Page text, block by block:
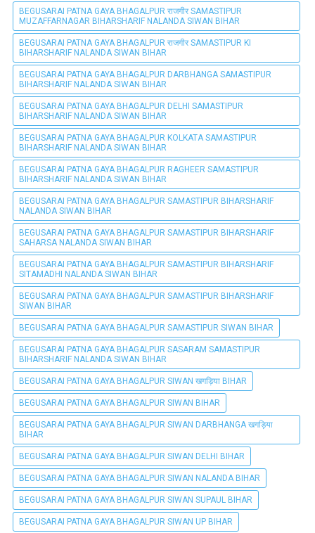
BEGUSARAI PATNA GAYA BHAGALPUR राजगीर SAMASTIPUR
MUZAFFARNAGAR BIHARSHARIF NALANDA SIWAN BIHAR
BEGUSARAI PATNA GAYA BHAGALPUR राजगीर SAMASTIPUR KI
BIHARSHARIF NALANDA SIWAN BIHAR
BEGUSARAI PATNA GAYA BHAGALPUR DARBHANGA SAMASTIPUR
BIHARSHARIF NALANDA SIWAN BIHAR
BEGUSARAI PATNA GAYA BHAGALPUR DELHI SAMASTIPUR
BIHARSHARIF NALANDA SIWAN BIHAR
BEGUSARAI PATNA GAYA BHAGALPUR KOLKATA SAMASTIPUR
BIHARSHARIF NALANDA SIWAN BIHAR
BEGUSARAI PATNA GAYA BHAGALPUR RAGHEER SAMASTIPUR
BIHARSHARIF NALANDA SIWAN BIHAR
BEGUSARAI PATNA GAYA BHAGALPUR SAMASTIPUR BIHARSHARIF
NALANDA SIWAN BIHAR
BEGUSARAI PATNA GAYA BHAGALPUR SAMASTIPUR BIHARSHARIF
SAHARSA NALANDA SIWAN BIHAR
BEGUSARAI PATNA GAYA BHAGALPUR SAMASTIPUR BIHARSHARIF
SITAMADHI NALANDA SIWAN BIHAR
BEGUSARAI PATNA GAYA BHAGALPUR SAMASTIPUR BIHARSHARIF
SIWAN BIHAR
BEGUSARAI PATNA GAYA BHAGALPUR SAMASTIPUR SIWAN BIHAR
BEGUSARAI PATNA GAYA BHAGALPUR SASARAM SAMASTIPUR
BIHARSHARIF NALANDA SIWAN BIHAR
BEGUSARAI PATNA GAYA BHAGALPUR SIWAN खगड़िया BIHAR
BEGUSARAI PATNA GAYA BHAGALPUR SIWAN BIHAR
BEGUSARAI PATNA GAYA BHAGALPUR SIWAN DARBHANGA खगड़िया
BIHAR
BEGUSARAI PATNA GAYA BHAGALPUR SIWAN DELHI BIHAR
BEGUSARAI PATNA GAYA BHAGALPUR SIWAN NALANDA BIHAR
BEGUSARAI PATNA GAYA BHAGALPUR SIWAN SUPAUL BIHAR
BEGUSARAI PATNA GAYA BHAGALPUR SIWAN UP BIHAR